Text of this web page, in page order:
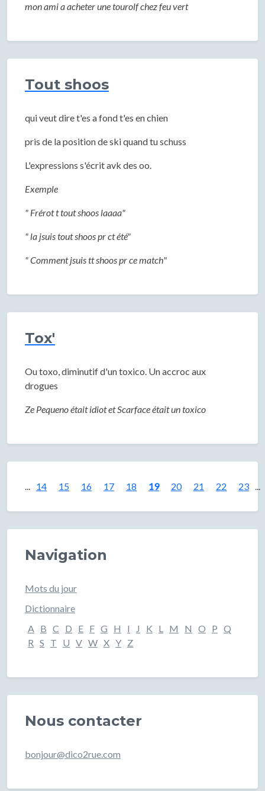
mon ami a acheter une tourolf chez feu vert
Tout shoos
qui veut dire t'es a fond t'es en chien
pris de la position de ski quand tu schuss
L'expressions s'écrit avk des oo.
Exemple
" Frérot t tout shoos laaaa"
" la jsuis tout shoos pr ct été"
" Comment jsuis tt shoos pr ce match"
Tox'
Ou toxo, diminutif d'un toxico. Un accroc aux
drogues
Ze Pequeno était idiot et Scarface était un toxico
... 14 15 16 17 18 19 20 21 22 23 ...
Navigation
Mots du jour
Dictionnaire
A B C D E F G H I J K L M N O P Q
R S T U V W X Y Z
Nous contacter
bonjour@dico2rue.com